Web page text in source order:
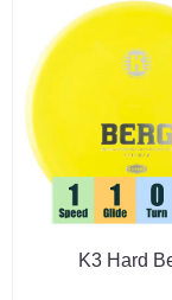
K3 Hard